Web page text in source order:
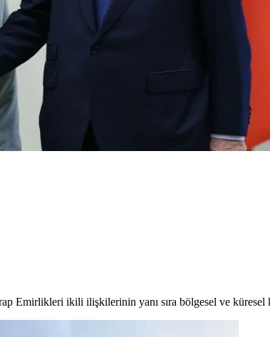
Emirlikleri ikili ilişkilerinin yanı sıra bölgesel ve küresel